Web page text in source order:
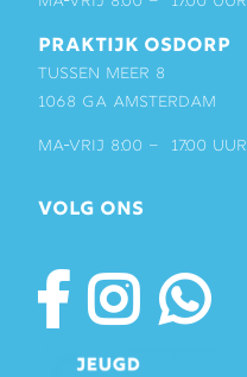
PRAKTIJK OSDORP
Tussen Meer 8
1068 GA Amsterdam
ma-vrij 8:00 – 17:00 uur
VOLG ONS